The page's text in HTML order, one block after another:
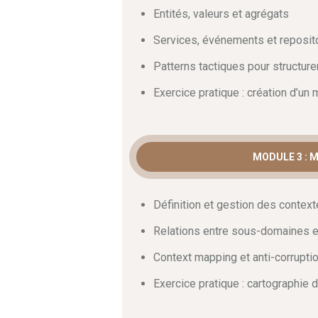
experts du domaine. Par conséquent,
Modélisation
ailleurs, vous pouvez approfondir vos
Domain-Driven Design sur Wikipédia
.
apporte l’ensemble des clés pour
hexagonale.
En conclusion, vous saurez
mapping performants. De surcroît,
interactions entre vos composants
Entités, valeurs et agrégats
Services, événements et
Patterns tactiques pour
Exercice pratique : création
MODULE 3 :
Définition et gestion des
Relations entre sous-domaines
Context mapping et anti-
Exercice pratique : cartographie